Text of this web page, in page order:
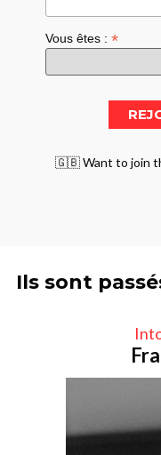
Vous êtes :*
🇬🇧 Want to join
Ils sont